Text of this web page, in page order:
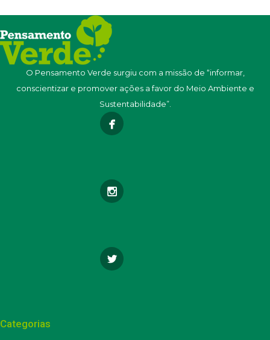
O Pensamento Verde surgiu com a missão de “informar,
conscientizar e promover ações a favor do Meio Ambiente e
Sustentabilidade”.
Categorias